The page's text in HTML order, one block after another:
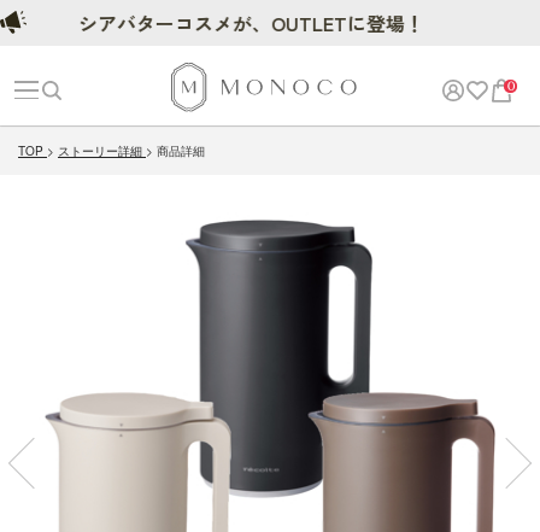
0
TOP ストーリー詳細 商品詳細
シアバターコスメが、OUTLETに登場！